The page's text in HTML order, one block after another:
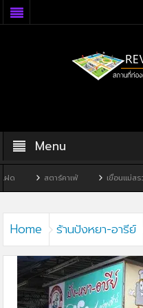
Menu
ด สตาร์คาเฟ่ เขื่อนแม่สรวย
Home ร้านปังหยา-อารีย์